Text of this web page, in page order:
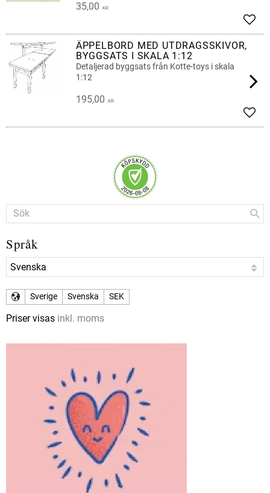
35,00 KR
ÄPPELBORD MED UTDRAGSSKIVOR,
BYGGSATS I SKALA 1:12
Detaljerad byggsats från Kotte-toys i skala
1:12
195,00 KR
Språk
Sverige Svenska SEK
Priser visas inkl. moms